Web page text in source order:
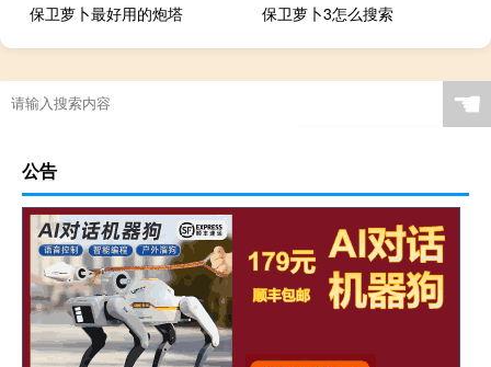
保卫萝卜最好用的炮塔
保卫萝卜3怎么搜索
☚
公告